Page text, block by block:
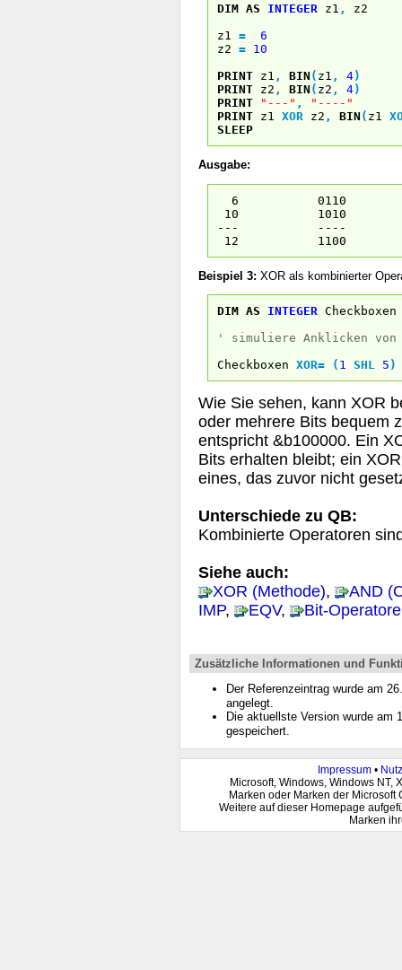
DIM AS INTEGER z1 ,
z2
z1 =
6
z2 = 10
PRINT z1 , BIN ( z1 , 4)
PRINT z2 , BIN ( z2 , 4)
PRINT
"---" ,
"----"
PRINT z1 XOR z2 , BIN ( z1
SLEEP
Ausgabe:
6 0110
10 1010
--- ----
12 1100
Beispiel 3: XOR als kombinierter
DIM AS INTEGER Checkboxen
' simuliere Anklicken von
Checkboxen XOR= ( 1 SHL 5 )
Wie Sie sehen, kann XOR
oder mehrere Bits bequem
entspricht &b100000. Ein
Bits erhalten bleibt; ein
eines, das zuvor nicht
Unterschiede zu QB:
Kombinierte Operatoren
Siehe auch:
XOR (Methode),
AND
IMP, EQV, Bit-
Zusätzliche Informationen und
Der Referenzeintrag wurde am
angelegt.
Die aktuellste Version wurde am
gespeichert.
Impressum•
Microsoft, Windows, Windows NT,
Marken oder Marken der
Weitere auf dieser Homepage
Marken